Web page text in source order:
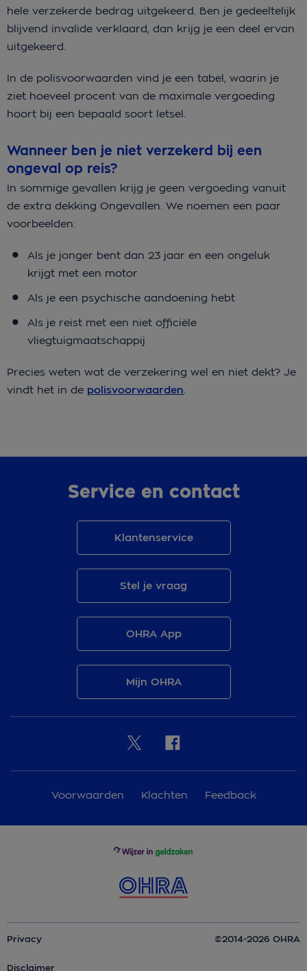
hele verzekerde bedrag uitgekeerd. Ben je gedeeltelijk
blijvend invalide verklaard, dan krijg je een deel ervan
uitgekeerd.
In de polisvoorwaarden vind je een tabel, waarin je
ziet hoeveel procent van de maximale vergoeding
hoort bij een bepaald soort letsel.
Wanneer ben je niet verzekerd bij een
ongeval op reis?
In sommige gevallen krijg je geen vergoeding vanuit
de extra dekking Ongevallen. We noemen een paar
voorbeelden:
Als je jonger bent dan 23 jaar en een ongeluk
krijgt met een motor
Als je een psychische aandoening hebt
Als je reist met een niet officiële
vliegtuigmaatschappij
Precies weten wat de verzekering wel en niet dekt? Je
vindt het in de polisvoorwaarden.
Service en contact
Klantenservice
Stel je vraag
OHRA App
Mijn OHRA
Voorwaarden Klachten Feedback
Privacy
Disclaimer
©2014-2026 OHRA